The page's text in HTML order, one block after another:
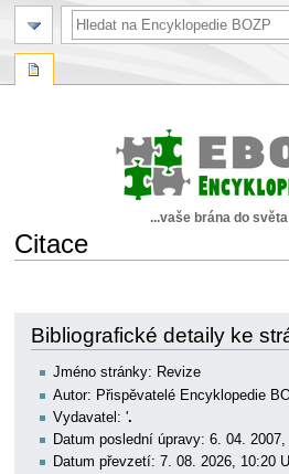
...vaše brána do
Citace
navigaci
vyhledávání
Bibliografické detaily ke
Jméno stránky: Revize
Autor: Přispěvatelé Encyklopedie
Vydavatel: '.
Datum poslední úpravy: 6. 04.
Datum převzetí: 7. 08. 2026, 10:20